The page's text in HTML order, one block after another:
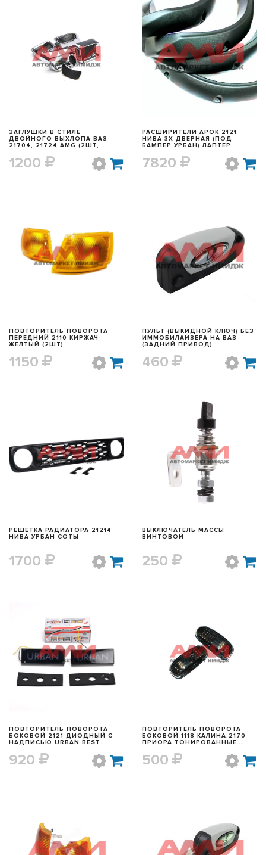
БЫСТРЫЙ ПРОСМОТР
ЗАГЛУШКИ В СТИЛЕ
ДВОЙНОГО ВЫХЛОПА ВАЗ
21704, 21724 AMG (2ШТ,
1200
БЫСТРЫЙ ПРОСМОТР
РАСШИРИТЕЛИ АРОК 2121
НИВА 3Х ДВЕРНАЯ (ПОД
БАМПЕР УРБАН) ЛАПТЕР
7820
БЫСТРЫЙ ПРОСМОТР
ПОВТОРИТЕЛЬ ПОВОРОТА
ПЕРЕДНИЙ 2110 КИРЖАЧ
ЖЕЛТЫЙ (2ШТ)
1150
БЫСТРЫЙ ПРОСМОТР
ПУЛЬТ (ВЫКИДНОЙ КЛЮЧ) БЕЗ
ИММОБИЛАЙЗЕРА НА ВАЗ
(ЗАДНИЙ ПРИВОД)
460
БЫСТРЫЙ ПРОСМОТР
РЕШЕТКА РАДИАТОРА 21214
НИВА УРБАН СОТЫ
1700
БЫСТРЫЙ ПРОСМОТР
ВЫКЛЮЧАТЕЛЬ МАССЫ
ВИНТОВОЙ
250
БЫСТРЫЙ ПРОСМОТР
ПОВТОРИТЕЛЬ ПОВОРОТА
БОКОВОЙ 2121 ДИОДНЫЙ С
НАДПИСЬЮ URBAN BEST
920
БЫСТРЫЙ ПРОСМОТР
ПОВТОРИТЕЛЬ ПОВОРОТА
БОКОВОЙ 1118 КАЛИНА,2170
ПРИОРА ТОНИРОВАННЫЕ
500
БЫСТРЫЙ ПРОСМОТР БЫСТРЫЙ ПРОСМОТР